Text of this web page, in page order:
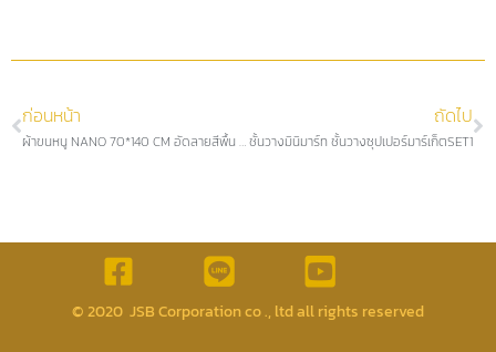
ก่อนหน้า
ผ้าขนหนู NANO 70*140 CM อัดลายสีพื้น (6)
ถัดไป
ชั้นวางมินิมาร์ท ชั้นวางซุปเปอร์มาร์เก็ตSET1
© 2020 JSB Corporation co ., ltd all rights reserved